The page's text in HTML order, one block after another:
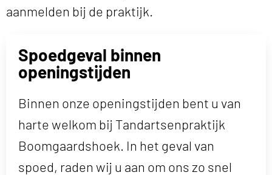
aanmelden bij de praktijk.
Spoedgeval binnen
openingstijden
Binnen onze openingstijden bent u van
harte welkom bij Tandartsenpraktijk
Boomgaardshoek. In het geval van
spoed, raden wij u aan om ons zo snel